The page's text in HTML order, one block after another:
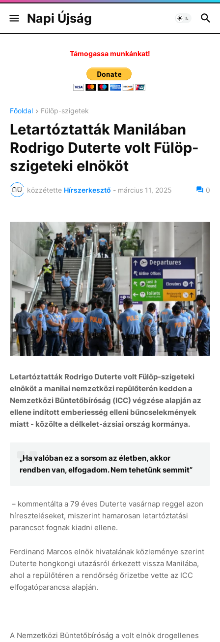
Napi Újság
Támogassa munkánkat!
Főoldal Fülöp-szigetek
Letartóztatták Manilában
Rodrigo Duterte volt Fülöp-
szigeteki elnököt
közzétette Hírszerkesztő - március 11, 2025 0
Letartóztatták Rodrigo Duterte volt Fülöp-szigeteki
elnököt a manilai nemzetközi repülőterén kedden a
Nemzetközi Büntetőbíróság (ICC) végzése alapján az
ellene indított emberiesség elleni bűncselekmények
miatt - közölte a délkelet-ázsiai ország kormánya.
„Ha valóban ez a sorsom az életben, akkor
rendben van, elfogadom. Nem tehetünk semmit”
– kommentálta a 79 éves Duterte vasárnap reggel azon
híreszteléseket, miszerint hamarosan letartóztatási
parancsot fognak kiadni ellene.
Ferdinand Marcos elnök hivatalának közleménye szerint
Duterte hongkongi utazásról érkezett vissza Manilába,
ahol a repülőtéren a rendőrség őrizetbe vette az ICC
elfogatóparancsa alapján.
A Nemzetközi Büntetőbíróság a volt elnök drogellenes